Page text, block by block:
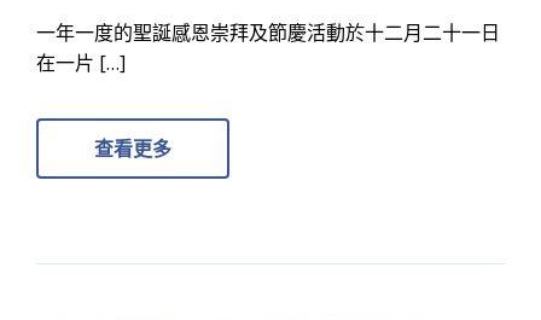
一年一度的聖誕感恩崇拜及節慶活動於十二月二十一日
在一片 […]
查看更多